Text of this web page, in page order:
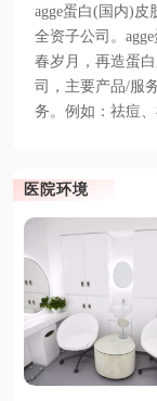
agge蛋白(国内)皮
全资子公司。
春岁月，再造蛋
司，主要产品/服
务。例如：祛痘
医院环境